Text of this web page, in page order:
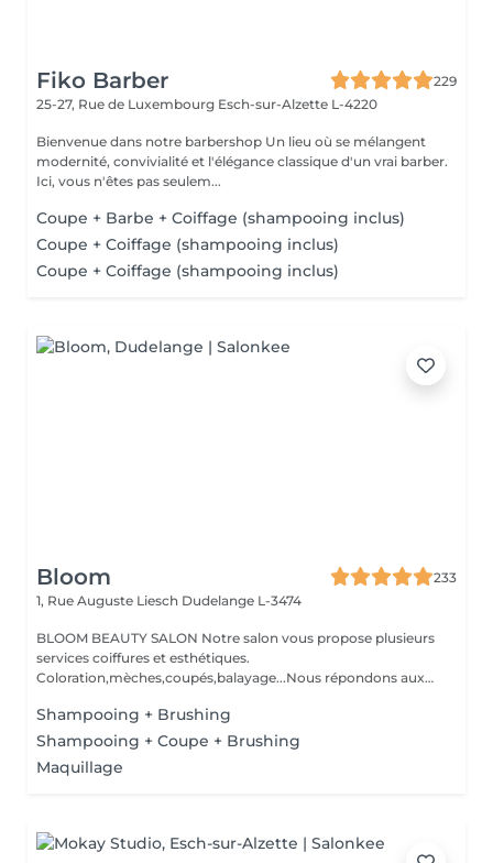
Fiko Barber
229
25-27, Rue de Luxembourg Esch-sur-Alzette L-4220
Bienvenue dans notre barbershop Un lieu où se mélangent
modernité, convivialité et l'élégance classique d'un vrai barber.
Ici, vous n'êtes pas seulem...
Coupe + Barbe + Coiffage (shampooing inclus)
Coupe + Coiffage (shampooing inclus)
Coupe + Coiffage (shampooing inclus)
Bloom
233
1, Rue Auguste Liesch Dudelange L-3474
BLOOM BEAUTY SALON Notre salon vous propose plusieurs
services coiffures et esthétiques.
Coloration,mèches,coupés,balayage...Nous répondons aux
Shampooing + Brushing
Shampooing + Coupe + Brushing
Maquillage